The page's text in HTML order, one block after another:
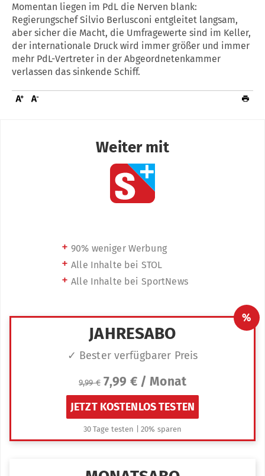
Momentan liegen im PdL die Nerven blank:
Regierungschef Silvio Berlusconi entgleitet langsam,
aber sicher die Macht, die Umfragewerte sind im Keller,
der internationale Druck wird immer größer und immer
mehr PdL-Vertreter in der Abgeordnetenkammer
verlassen das sinkende Schiff.